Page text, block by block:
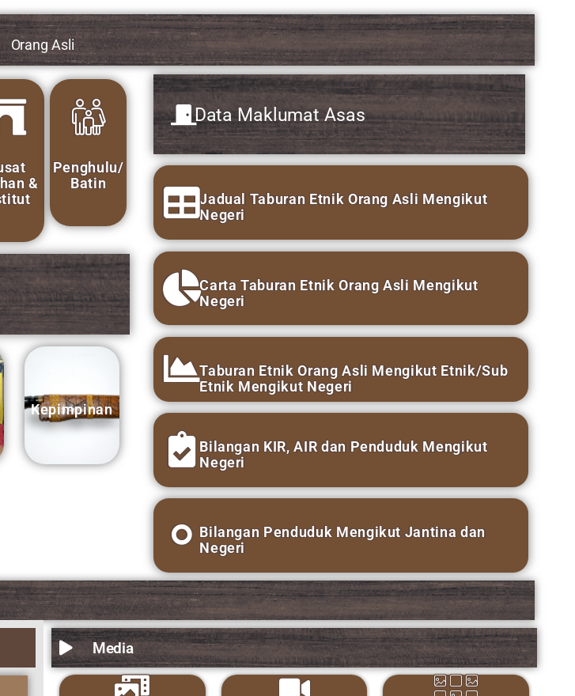
Orang Asli
Jadual Taburan Etnik Orang Asli Mengikut
Negeri
Carta Taburan Etnik Orang Asli Mengikut
Taburan Etnik Orang Asli Mengikut Etnik/Sub
Etnik Mengikut Negeri
Bilangan KIR, AIR dan Penduduk Mengikut
Negeri
Bilangan Penduduk Mengikut Jantina dan
Negeri
Media